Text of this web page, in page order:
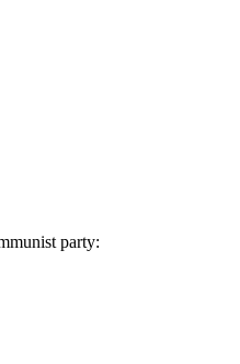
party: